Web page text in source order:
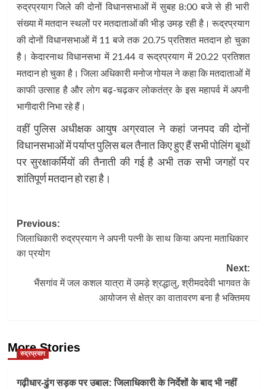
रुद्रप्रयाग जिले की दोनों विधानसभाओं में सुबह 8:00 बजे से ही भारी
संख्या में मतदान स्थलों पर मतदाताओं की भीड़ उमड़ रही है। रूद्रप्रयाग
की दोनों विधानसभाओं में 11 बजे तक 20.75 प्रतिशत मतदान हो चुका
है। केदारनाथ विधानसभा में 21.44 व रूद्रप्रयाग में 20.22 प्रतिशत
मतदान हो चुका है। जिला अधिकारी मनोज गोयल ने कहा कि मतदाताओं में
काफी उत्साह है और लोग बढ़-चढ़कर लोकतंत्र के इस महापर्व में अपनी
भागीदारी निभा रहे हैं।
वहीं पुलिस अधीक्षक आयुष अग्रवाल ने कहां जनपद की दोनों
विधानसभाओं में पर्याप्त पुलिस बल तैनात किए हुए हैं सभी पोलिंग बूथों
पर सुरक्षाकर्मियों की तैनाती की गई है अभी तक सभी जगहों पर
शांतिपूर्ण मतदान हो रहा है।
Post
navigation
Previous:
जिलाधिकारी रुद्रप्रयाग ने अपनी पत्नी के साथ किया अपना मताधिकार
का प्रयोग
Next:
भैंसगांव में जल कशल यात्रा में उमड़े श्रद्धालु, श्रीमददेवी भागवत के
आयोजन से क्षेत्र का वातावरण बना है भक्तिमय
More Stories
रुद्रप्रयाग
गढ़ीधार-ढुंग सड़क पर उबाल: जिलाधिकारी के निर्देशों के बाद भी नहीं